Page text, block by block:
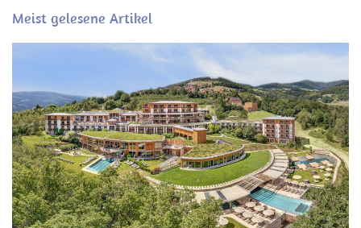
Meist gelesene Artikel